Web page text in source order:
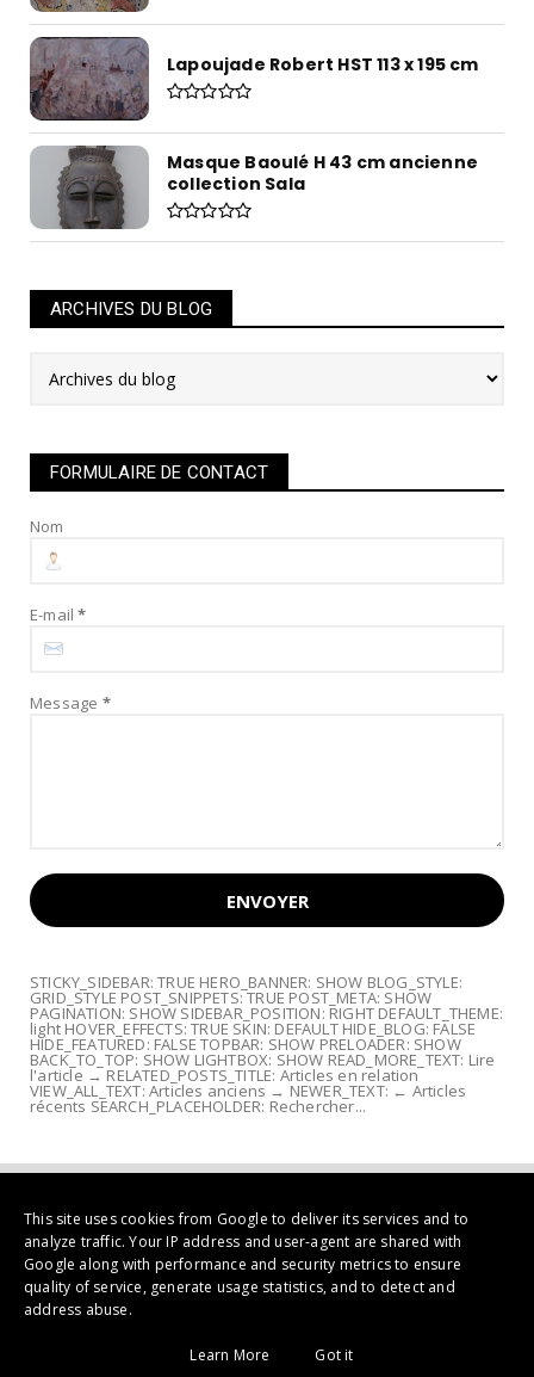
Lapoujade Robert HST 113 x 195 cm
Masque Baoulé H 43 cm ancienne
collection Sala
ARCHIVES DU BLOG
FORMULAIRE DE CONTACT
Nom
E-mail*
Message *
STICKY_SIDEBAR: TRUE HERO_BANNER: SHOW BLOG_STYLE:
GRID_STYLE POST_SNIPPETS: TRUE POST_META: SHOW
PAGINATION: SHOW SIDEBAR_POSITION: RIGHT DEFAULT_THEME:
light HOVER_EFFECTS: TRUE SKIN: DEFAULT HIDE_BLOG: FALSE
HIDE_FEATURED: FALSE TOPBAR: SHOW PRELOADER: SHOW
BACK_TO_TOP: SHOW LIGHTBOX: SHOW READ_MORE_TEXT: Lire
l'article → RELATED_POSTS_TITLE: Articles en relation
VIEW_ALL_TEXT: Articles anciens → NEWER_TEXT: ← Articles
récents SEARCH_PLACEHOLDER: Rechercher...
tribal et livres d'art... à Albi France | All Rights Reserved
This site uses cookies from Google to deliver its services and to
analyze traffic. Your IP address and user-agent are shared with
Google along with performance and security metrics to ensure
quality of service, generate usage statistics, and to detect and
address abuse.
Learn More Got it